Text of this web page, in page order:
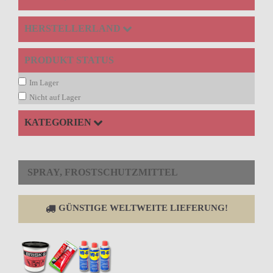
HERSTELLERLAND
PRODUKT STATUS
Im Lager
Nicht auf Lager
KATEGORIEN
SPRAY, FROSTSCHUTZMITTEL
GÜNSTIGE WELTWEITE LIEFERUNG!